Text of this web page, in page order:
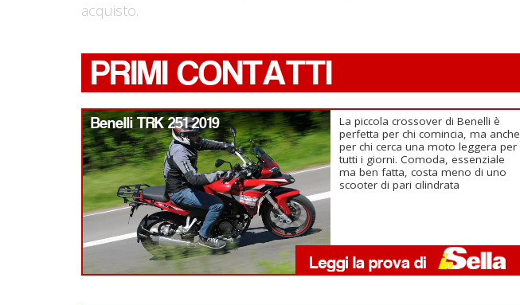
acquisto.
PRIMI CONTATTI
Benelli TRK 251 2019
La piccola crossover di Benelli è
perfetta per chi comincia, ma anche
per chi cerca una moto leggera per
tutti i giorni. Comoda, essenziale
ma ben fatta, costa meno di uno
scooter di pari cilindrata